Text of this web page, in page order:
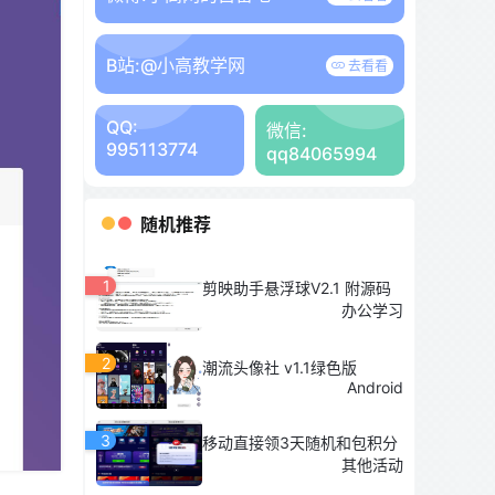
B站:@小高教学网 去看看
QQ:
995113774
微信:
qq84065994
随机推荐
1
剪映助手悬浮球V2.1 附源码
办公学习
2
潮流头像社 v1.1绿色版
Android
3
移动直接领3天随机和包积分
其他活动